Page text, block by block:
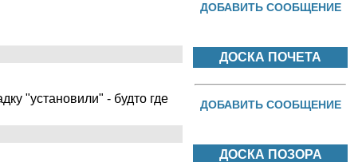
"установили" - будто где
ДОБАВИТЬ СООБЩЕНИЕ
ДОСКА ПОЧЕТА
ДОБАВИТЬ СООБЩЕНИЕ
ДОСКА ПОЗОРА